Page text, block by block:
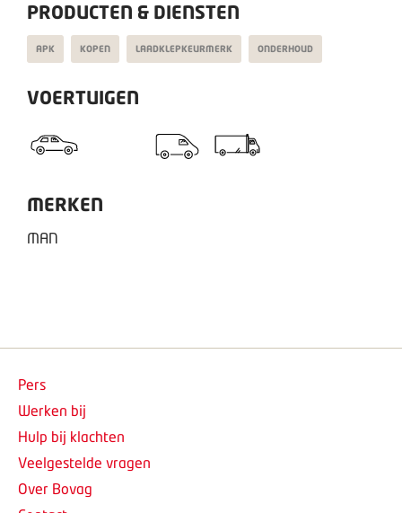
PRODUCTEN & DIENSTEN
APK KOPEN LAADKLEPKEURMERK ONDERHOUD
VOERTUIGEN
MERKEN
MAN
Pers
Werken bij
Hulp bij klachten
Veelgestelde vragen
Over Bovag